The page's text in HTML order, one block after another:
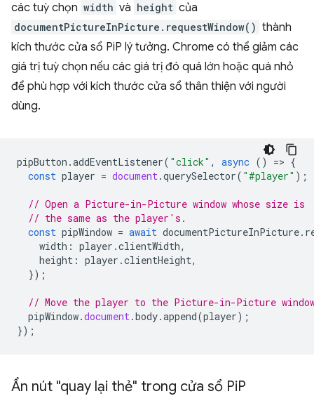
các tuỳ chọn width và height của
documentPictureInPicture.requestWindow() thành
kích thước cửa sổ PiP lý tưởng. Chrome có thể giảm các
giá trị tuỳ chọn nếu các giá trị đó quá lớn hoặc quá nhỏ
để phù hợp với kích thước cửa sổ thân thiện với người
dùng.
pipButton .addEventListener( "click" , async () => {
const player = document .querySelector( "#player" );
// Open a Picture-in-Picture window whose size is
// the same as the player's.
const pipWindow = await documentPictureInPicture.
width : player .clientWidth,
height : player .clientHeight,
});
// Move the player to the Picture-in-Picture
pipWindow.document .body.append(player);
});
Ẩn nút "quay lại thẻ" trong cửa sổ PiP